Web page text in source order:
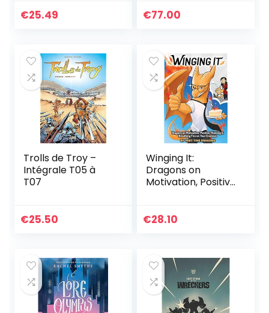
€25.49 €77.00
Trolls de Troy –
Intégrale T05 à
T07
€25.50
Winging It:
Dragons on
Motivation, Positive
Your Enemies
€28.10